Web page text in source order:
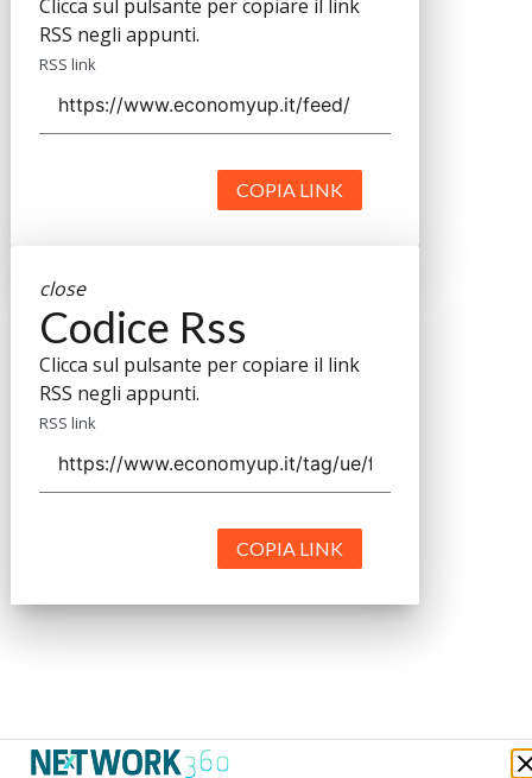
Clicca sul pulsante per copiare il link
RSS negli appunti.
RSS link
COPIA LINK
close
Codice Rss
Clicca sul pulsante per copiare il link
RSS negli appunti.
RSS link
COPIA LINK